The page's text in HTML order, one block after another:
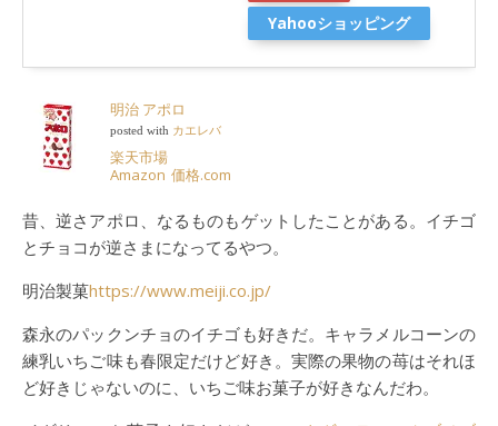
Yahooショッピング
明治 アポロ
posted with カエレバ
楽天市場
Amazon 価格.com
昔、逆さアポロ、なるものもゲットしたことがある。イチゴ
とチョコが逆さまになってるやつ。
明治製菓https://www.meiji.co.jp/
森永のパックンチョのイチゴも好きだ。キャラメルコーンの
練乳いちご味も春限定だけど好き。実際の果物の苺はそれほ
ど好きじゃないのに、いちご味お菓子が好きなんだわ。